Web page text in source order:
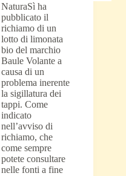
NaturaSì ha
pubblicato il
richiamo di un
lotto di limonata
bio del marchio
Baule Volante a
causa di un
problema inerente
la sigillatura dei
tappi. Come
indicato
nell’avviso di
richiamo, che
come sempre
potete consultare
nelle fonti a fine